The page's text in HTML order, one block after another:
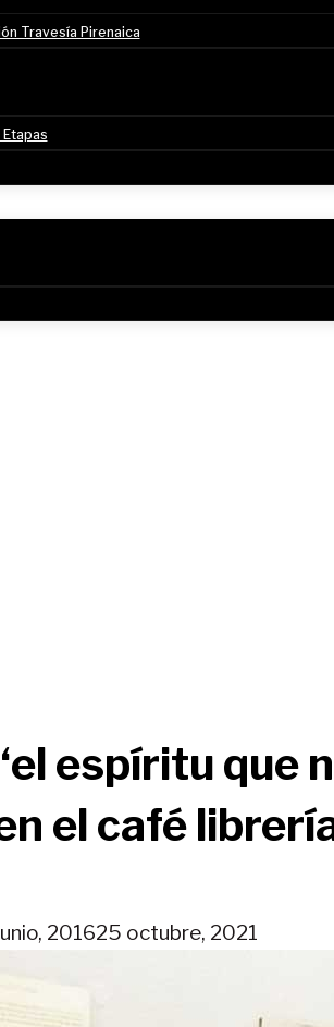
Travesía Pirenaica
espíritu que
el café
201625 octubre, 2021